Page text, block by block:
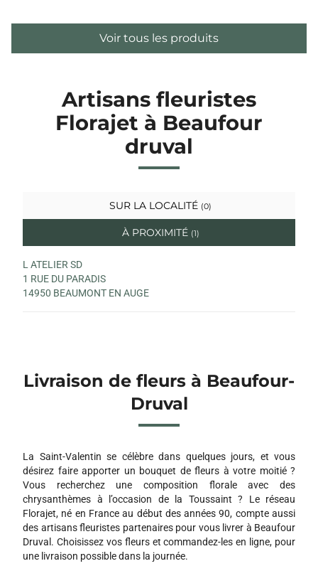
Voir tous les produits
Artisans fleuristes
Florajet à Beaufour
druval
SUR LA LOCALITÉ (0)
À PROXIMITÉ (1)
L ATELIER SD
1 RUE DU PARADIS
14950 BEAUMONT EN AUGE
Livraison de fleurs à Beaufour-
Druval
La Saint-Valentin se célèbre dans quelques jours, et vous
désirez faire apporter un bouquet de fleurs à votre moitié ?
Vous recherchez une composition florale avec des
chrysanthèmes à l’occasion de la Toussaint ? Le réseau
Florajet, né en France au début des années 90, compte aussi
des artisans fleuristes partenaires pour vous livrer à Beaufour
Druval. Choisissez vos fleurs et commandez-les en ligne, pour
une livraison possible dans la journée.